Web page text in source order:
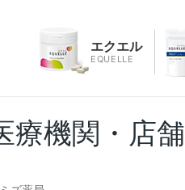
エクエル
EQUELLE
療機関・店舗